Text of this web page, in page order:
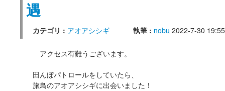
遇
カテゴリ : アオアシシギ 執筆 : nobu 2022-7-30 19:55
アクセス有難うございます。
田んぼパトロールをしていたら、
旅鳥のアオアシシギに出会いました！